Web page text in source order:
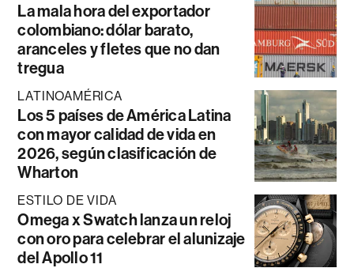
La mala hora del exportador
colombiano: dólar barato,
aranceles y fletes que no dan
tregua
LATINOAMÉRICA
Los 5 países de América Latina
con mayor calidad de vida en
2026, según clasificación de
Wharton
ESTILO DE VIDA
Omega x Swatch lanza un reloj
con oro para celebrar el alunizaje
del Apollo 11